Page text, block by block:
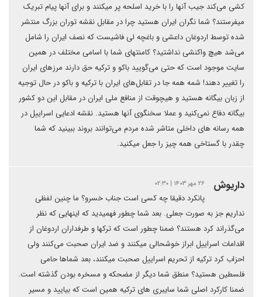
کشی می‌کند جیب آنها را با خرید اسلحه پر میکنند و برای آنها پیام تبریک
میفرستند؟ شما نگران ایران هستید چرا در مقابل نقشه توران بزرگ منتشر
شده توسط اردوغان داعشی و باغچه لی فاشیست که نصف ایران را شامل
می‌شد هیچ واکنشی نداشتید؟ کامنتهای شما با اسامی مختلف در همین
سایت موجود است که حتی می‌گویید باکو و ترکیه حق دارند مرزهای ایران
را تغییر دهند! شمه همه جا در تقابل‌های ایران با ترکیه و باکو در حال توجیه
از زبان بیگانه هستید و هیچوقت از منافع ملی ایران در مقابل این دو کشور
بیگانه دفاع نمی‌کنید و عملا سخنگوی آنها هستید. نقشه ادعایی اسراییل در
همه رسانه های داخلی متاشر شده مردم می‌توانند بروند ببینید که شما
چقدر با گستاخی همه چیز را جعل میکنید.
داریوش ۲۶ مهر ۱۴۰۳ | ۰۲:۳۰
پانکرد دقیقا چه کسی است جناب خسرو؟ ما چنین لفظی
نداریم جز به صورت جعلی. بعد شما چطور فهمیدید که اینهایی که نظر
می‌گذراند کرد هستند؟ ضمنا چطور است که ترکها و طرفداران اردوغان از
اقدامات اسراییل ابراز خوشحالی میکنند و ضد ایران صحبت می‌کنند ولی
احزاب کرد ترکیه از تحریم اسراییل صحبت میکنند، بعد شماها حامی
فلسطین هستید؟ منطق شما دیگر از مضحکه و مسخره بودن گذشته است.
ضمنا کارکرد اصلی شما سایبری های ترکیه همین است که بیایید و مسیر